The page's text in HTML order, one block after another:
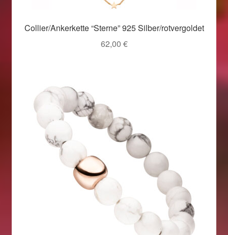
Collier/Ankerkette “Sterne” 925 Silber/rotvergoldet
62,00 €